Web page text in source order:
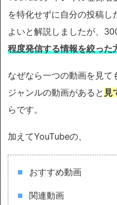
を特化せずに自分の投稿
よいと解説しましたが、
程度発信する情報を絞った
なぜなら一つの動画を見て
ジャンルの動画があると 見
らです。
加えてYouTubeの、
おすすめ動画
関連動画